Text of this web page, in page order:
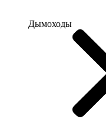
Дымоходы